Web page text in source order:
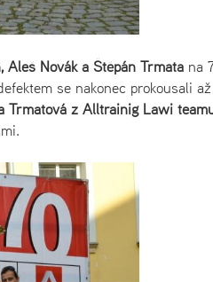
Aleš Novák a Štěpán Trmatana
se nakonec prokousali
Trmatová z Alltrainig Lawi